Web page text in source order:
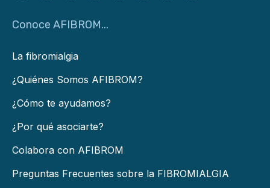
Conoce AFIBROM...
La fibromialgia
¿Quiénes Somos AFIBROM?
¿Cómo te ayudamos?
¿Por qué asociarte?
Colabora con AFIBROM
Preguntas Frecuentes sobre la FIBROMIALGIA